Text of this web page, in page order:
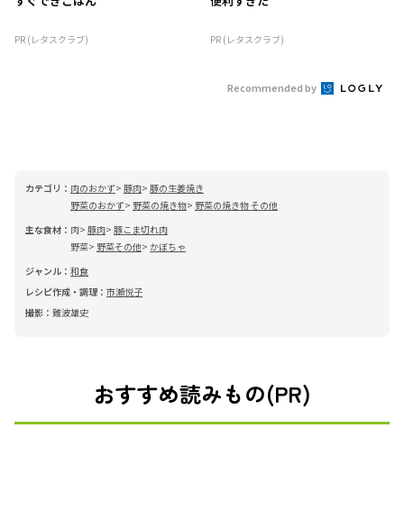
PR (レタスクラブ) PR (レタスクラブ)
Recommended by
カテゴリ： 肉のおかず 豚肉 豚の生姜焼き
野菜のおかず
野菜の焼き物
野菜の焼き物 その他
主な食材： 肉 豚肉 豚こま切れ肉
野菜
野菜その他
かぼちゃ
ジャンル： 和食
レシピ作成・調理： 市瀬悦子
撮影： 難波雄史
おすすめ読みもの(PR)